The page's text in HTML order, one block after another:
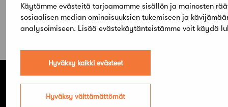
Käytämme evästeitä tarjoamamme sisällön ja mainosten
sosiaalisen median ominaisuuksien tukemiseen ja
analysoimiseen. Lisää evästekäytänteistämme voit käydä
Hyväksy kaikki evästeet
Hyväksy välttämättömät
Suomen Arkkitehtiliitto ry. SAFA